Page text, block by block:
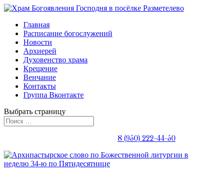
Главная
Расписание богослужений
Новости
Архиерей
Духовенство храма
Крещение
Венчание
Контакты
Группа Вконтакте
Выбрать страницу
8 (950) 222-44-50